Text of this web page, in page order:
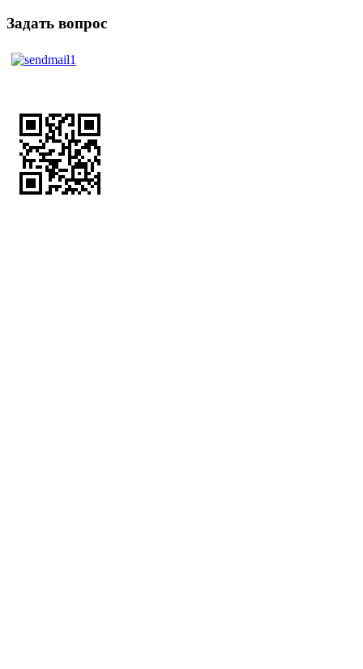
Задать вопрос